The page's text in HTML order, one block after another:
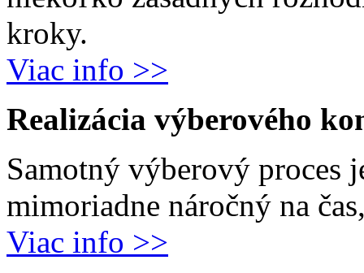
kroky.
Viac info >>
Realizácia výberového
Samotný výberový proces
mimoriadne náročný na
Viac info >>